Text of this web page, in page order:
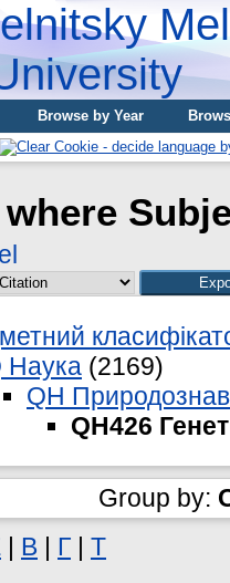
Browse by Year
Наука (2169)
QH
QH426
Group by:
В Г
Т